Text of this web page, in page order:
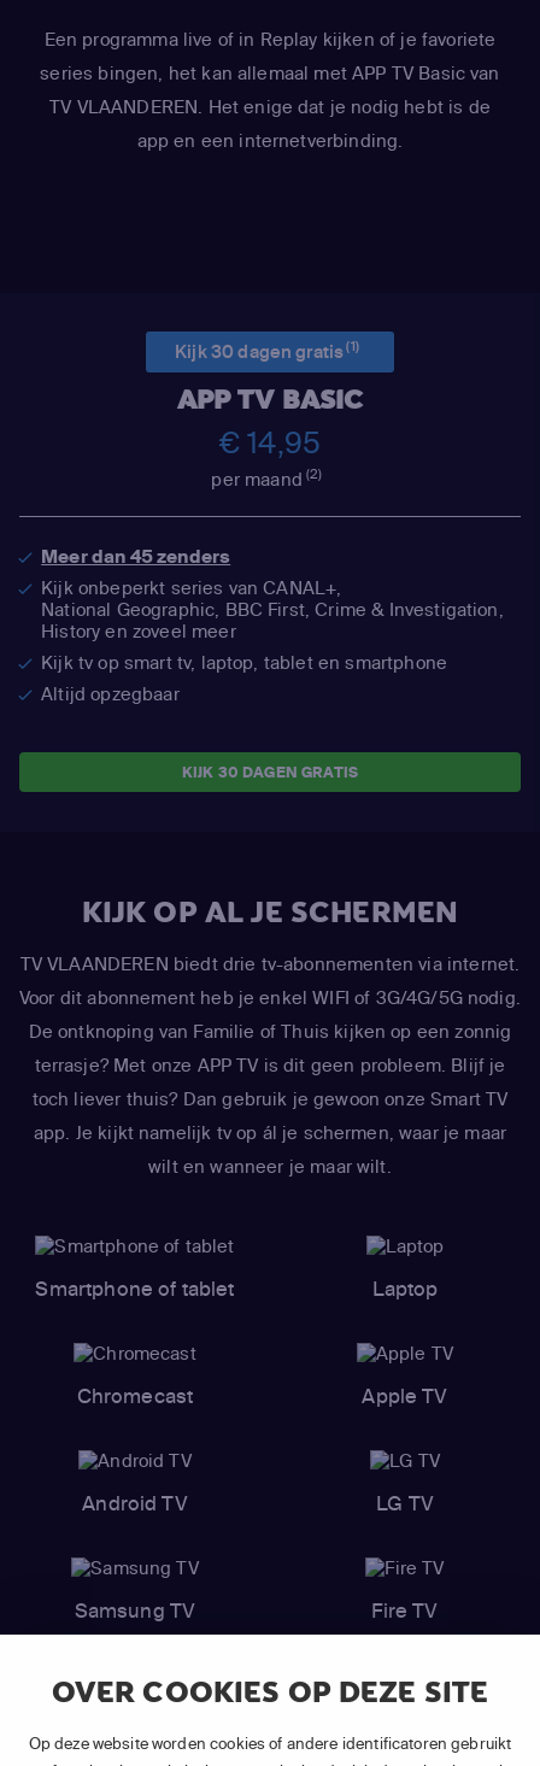
OVER COOKIES OP DEZE SITE
Op deze website worden cookies of andere identificatoren gebruikt
Een programma live of in Replay kijken of je favoriete
series bingen, het kan allemaal met APP TV Basic van
TV VLAANDEREN. Het enige dat je nodig hebt is de
app en een internetverbinding.
Kijk 30 dagen gratis(1)
APP TV BASIC
€ 14,95
per maand(2)
Meer dan 45 zenders
Kijk onbeperkt series van CANAL+,
National Geographic, BBC First, Crime & Investigation,
History en zoveel meer
Kijk tv op smart tv, laptop, tablet en smartphone
Altijd opzegbaar
KIJK 30 DAGEN GRATIS
KIJK OP AL JE SCHERMEN
TV VLAANDEREN biedt drie tv-abonnementen via internet.
Voor dit abonnement heb je enkel WIFI of 3G/4G/5G nodig.
De ontknoping van Familie of Thuis kijken op een zonnig
terrasje? Met onze APP TV is dit geen probleem. Blijf je
toch liever thuis? Dan gebruik je gewoon onze Smart TV
app. Je kijkt namelijk tv op ál je schermen, waar je maar
wilt en wanneer je maar wilt.
Smartphone of tablet Laptop
Chromecast Apple TV
Android TV LG TV
Samsung TV Fire TV
(1) De eerste 30 dagen gratis: Geldig op alle nieuwe abonnementen